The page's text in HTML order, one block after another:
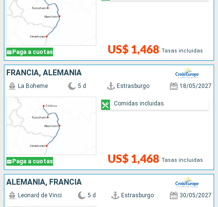
Paga a cuotas US$ 1,468 Tasas incluidas
FRANCIA, ALEMANIA
Paga a cuotas
La Boheme 5 d Estrasburgo 18/05/2027
US$ 1,468 Tasas incluidas
Comidas incluidas
ALEMANIA, FRANCIA
Leonard de Vinci 5 d Estrasburgo 30/05/2027